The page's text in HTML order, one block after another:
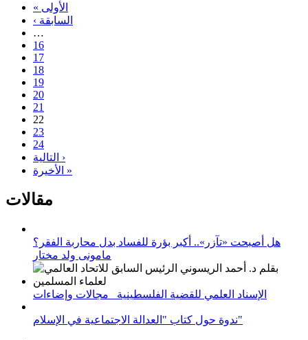
« الأولى
‹ السابقة
…
16
17
18
19
20
21
22
23
24
التالية ›
الأخيرة »
مقالات
هل أصبحت «تآزر».. أكبر بؤرة للفساد بدل محاربة الفقر؟
مامونى ولد مختار
الإسناد العلمي للقضية الفلسطينية_ مجالات وإضاءات
ندوة حول كتاب "العدالة الاجتماعية في الإسلام"